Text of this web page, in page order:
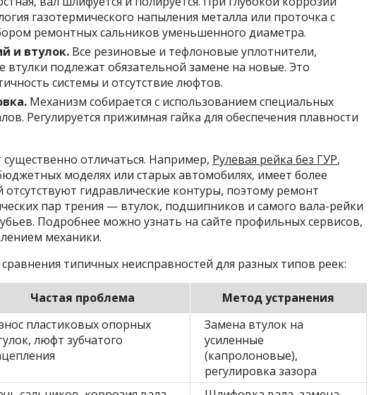
газотермического напыления металла или проточка с
ремонтных сальников уменьшенного диаметра.
и втулок. Все резиновые и тефлоновые уплотнители,
втулки подлежат обязательной замене на новые. Это
системы и отсутствие люфтов.
Механизм собирается с использованием специальных
Регулируется прижимная гайка для обеспечения плавности
отличаться. Например, Рулевая рейка без ГУР,
моделях или старых автомобилях, имеет более
отсутствуют гидравлические контуры, поэтому ремонт
пар трения — втулок, подшипников и самого вала-рейки
Подробнее можно узнать на сайте профильных сервисов,
механики.
типичных неисправностей для разных типов реек:
Частая проблема
Метод устранения
пластиковых опорных
люфт зубчатого
Замена втулок на
усиленные
(капролоновые),
регулировка зазора